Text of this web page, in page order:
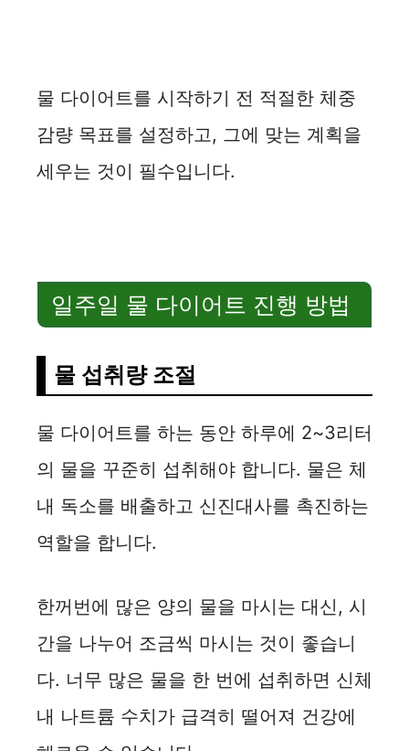
물 다이어트를 시작하기 전 적절한 체중
감량 목표를 설정하고, 그에 맞는 계획을
세우는 것이 필수입니다.
일주일 물 다이어트 진행 방법
물 섭취량 조절
물 다이어트를 하는 동안 하루에 2~3리터
의 물을 꾸준히 섭취해야 합니다. 물은 체
내 독소를 배출하고 신진대사를 촉진하는
역할을 합니다.
한꺼번에 많은 양의 물을 마시는 대신, 시
간을 나누어 조금씩 마시는 것이 좋습니
다. 너무 많은 물을 한 번에 섭취하면 신체
내 나트륨 수치가 급격히 떨어져 건강에